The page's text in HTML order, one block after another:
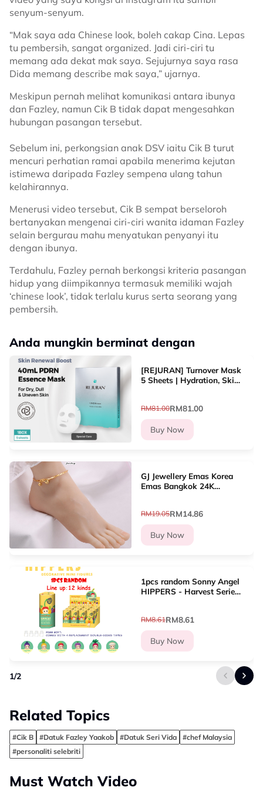
senyum-senyum.
“Mak saya ada Chinese look, boleh cakap Cina. Lepas
tu pembersih, sangat organized. Jadi ciri-ciri tu
memang ada dekat mak saya. Sejujurnya saya rasa
Dida memang describe mak saya,” ujarnya.
Meskipun pernah melihat komunikasi antara ibunya
dan Fazley, namun Cik B tidak dapat mengesahkan
hubungan pasangan tersebut.
Sebelum ini, perkongsian anak DSV iaitu Cik B turut
mencuri perhatian ramai apabila menerima kejutan
istimewa daripada Fazley sempena ulang tahun
kelahirannya.
Menerusi video tersebut, Cik B sempat berseloroh
bertanyakan mengenai ciri-ciri wanita idaman Fazley
selain bergurau mahu menyatukan penyanyi itu
dengan ibunya.
Terdahulu, Fazley pernah berkongsi kriteria pasangan
hidup yang diimpikannya termasuk memiliki wajah
‘chinese look’, tidak terlalu kurus serta seorang yang
pembersih.
Anda mungkin berminat dengan
[REJURAN] Turnover Mask
5 Sheets | Hydration, Skin
RM81.00RM81.00
Buy Now
GJ Jewellery Emas Korea
Emas Bangkok 24K
(26cm-27cm) GA-8
RM19.05RM14.86
Buy Now
1pcs random Sonny Angel
HIPPERS - Harvest Series
up?12 types
RM8.61RM8.61
Buy Now
1/2
Related Topics
#Cik B #Datuk Fazley Yaakob #Datuk Seri Vida
#chef Malaysia
#personaliti selebriti
Must Watch Video